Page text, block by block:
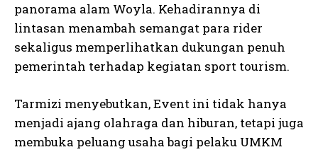
panorama alam Woyla. Kehadirannya di
lintasan menambah semangat para rider
sekaligus memperlihatkan dukungan penuh
pemerintah terhadap kegiatan sport tourism.
Tarmizi menyebutkan, Event ini tidak hanya
menjadi ajang olahraga dan hiburan, tetapi juga
membuka peluang usaha bagi pelaku UMKM